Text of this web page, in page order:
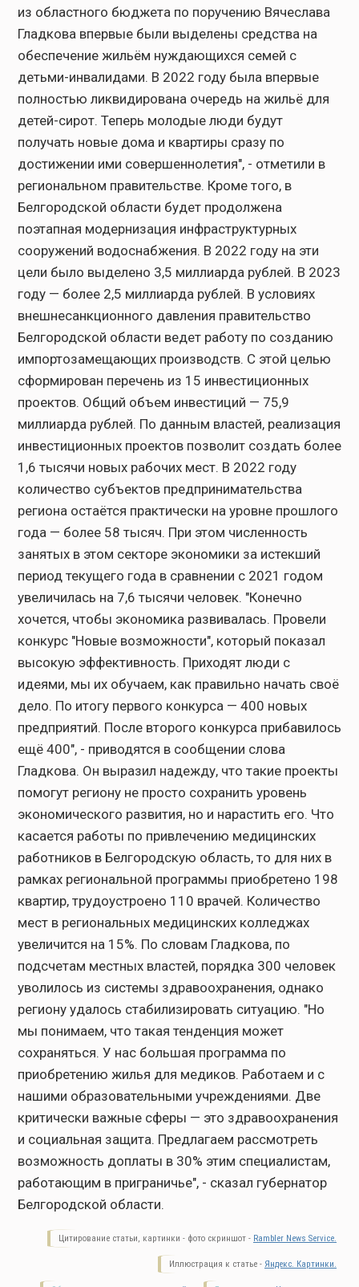
из областного бюджета по поручению Вячеслава
Гладкова впервые были выделены средства на
обеспечение жильём нуждающихся семей с
детьми-инвалидами. В 2022 году была впервые
полностью ликвидирована очередь на жильё для
детей-сирот. Теперь молодые люди будут
получать новые дома и квартиры сразу по
достижении ими совершеннолетия", - отметили в
региональном правительстве. Кроме того, в
Белгородской области будет продолжена
поэтапная модернизация инфраструктурных
сооружений водоснабжения. В 2022 году на эти
цели было выделено 3,5 миллиарда рублей. В 2023
году — более 2,5 миллиарда рублей. В условиях
внешнесанкционного давления правительство
Белгородской области ведет работу по созданию
импортозамещающих производств. С этой целью
сформирован перечень из 15 инвестиционных
проектов. Общий объем инвестиций — 75,9
миллиарда рублей. По данным властей, реализация
инвестиционных проектов позволит создать более
1,6 тысячи новых рабочих мест. В 2022 году
количество субъектов предпринимательства
региона остаётся практически на уровне прошлого
года — более 58 тысяч. При этом численность
занятых в этом секторе экономики за истекший
период текущего года в сравнении с 2021 годом
увеличилась на 7,6 тысячи человек. "Конечно
хочется, чтобы экономика развивалась. Провели
конкурс "Новые возможности", который показал
высокую эффективность. Приходят люди с
идеями, мы их обучаем, как правильно начать своё
дело. По итогу первого конкурса — 400 новых
предприятий. После второго конкурса прибавилось
ещё 400", - приводятся в сообщении слова
Гладкова. Он выразил надежду, что такие проекты
помогут региону не просто сохранить уровень
экономического развития, но и нарастить его. Что
касается работы по привлечению медицинских
работников в Белгородскую область, то для них в
рамках региональной программы приобретено 198
квартир, трудоустроено 110 врачей. Количество
мест в региональных медицинских колледжах
увеличится на 15%. По словам Гладкова, по
подсчетам местных властей, порядка 300 человек
уволилось из системы здравоохранения, однако
региону удалось стабилизировать ситуацию. "Но
мы понимаем, что такая тенденция может
сохраняться. У нас большая программа по
приобретению жилья для медиков. Работаем и с
нашими образовательными учреждениями. Две
критически важные сферы — это здравоохранения
и социальная защита. Предлагаем рассмотреть
возможность доплаты в 30% этим специалистам,
работающим в приграничье", - сказал губернатор
Белгородской области.
Цитирование статьи, картинки - фото скриншот - Rambler News Service.
Иллюстрация к статье - Яндекс. Картинки.